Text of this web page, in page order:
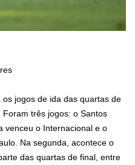
jogos de ida das quartas de
três jogos: o Santos
venceu o Internacional e o
Na segunda, acontece o
das quartas de final, entre